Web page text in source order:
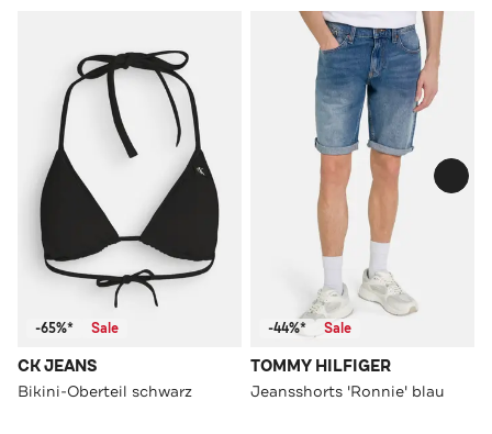
-65%* Sale
CK JEANS
Bikini-Oberteil schwarz
-44%* Sale
TOMMY HILFIGER
Jeansshorts 'Ronnie' blau